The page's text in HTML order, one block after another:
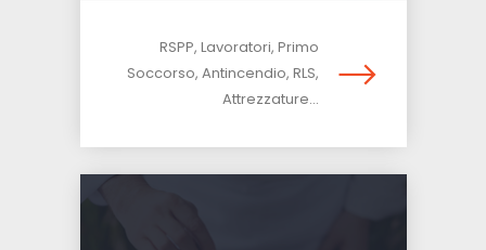
RSPP, Lavoratori, Primo
Soccorso, Antincendio, RLS,
Attrezzature...